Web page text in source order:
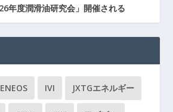
年度潤滑油研究会」開催される
ENEOS IVI JXTGエネルギー